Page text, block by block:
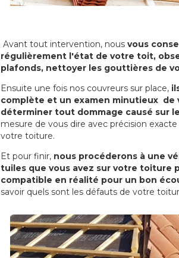
Avant tout intervention, nous vous
régulièrement l'état de votre toit,
plafonds, nettoyer les gouttières de
Ensuite une fois nos couvreurs sur place,
complète et un examen minutieux
déterminer tout dommage causé sur
mesure de vous dire avec précision
votre toiture.
Et pour finir, nous procéderons à une
tuiles que vous avez sur votre toiture
compatible en réalité pour un bon
savoir quels sont les défauts de votre